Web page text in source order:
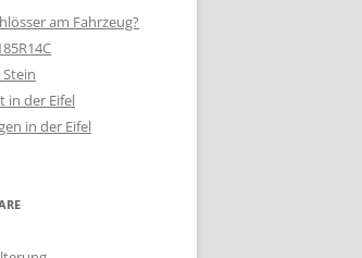
am Fahrzeug?
in der Eifel
in der Eifel